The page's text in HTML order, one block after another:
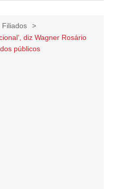
Filiados
diz Wagner Rosário
públicos